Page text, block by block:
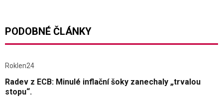
PODOBNÉ ČLÁNKY
Roklen24
Radev z ECB: Minulé inflační šoky zanechaly „trvalou
stopu“.